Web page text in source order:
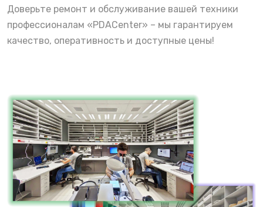
Доверьте ремонт и обслуживание вашей техники
профессионалам «PDACenter» – мы гарантируем
качество, оперативность и доступные цены!